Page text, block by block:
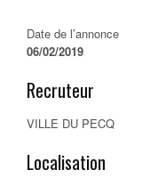
Date de l’annonce
06/02/2019
Recruteur
VILLE DU PECQ
Localisation